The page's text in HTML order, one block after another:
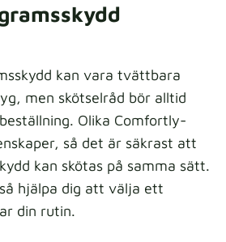
kan vara tvättbara
men skötselråd bör alltid
Olika Comfortly-
så det är säkrast att
kan skötas på samma sätt.
hjälpa dig att välja ett
din rutin.